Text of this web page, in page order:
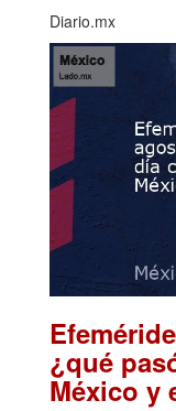
Diario.mx
¿qué
México y